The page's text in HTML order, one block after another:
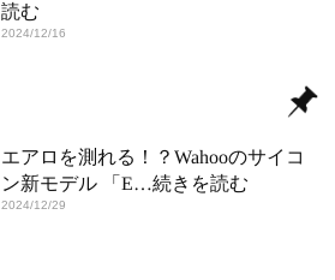
読む
2024/12/16
エアロを測れる！？Wahooのサイコ
ン新モデル 「E…続きを読む
2024/12/29